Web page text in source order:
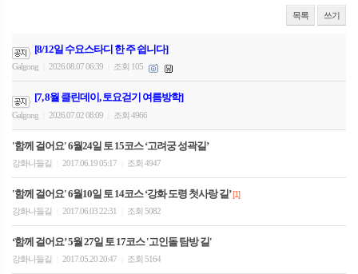
목록 쓰기
[8/12일 수요스타디 한 주 쉽니다]
Galgong 2026.08.07 06:39 조회 105
[7, 8월 클린데이, 토요걷기 여름방학]
Galgong 2026.07.02 08:09 조회 4966
'함께 걸어요' 6월24일 토 15코스 ‘고려궁 성곽길’
강화나들길 2017.06.19 05:17 조회 4947
'함께 걸어요' 6월10일 토 14코스 ‘강화 도령 첫사랑 길’[1]
강화나들길
2017.06.03 22:31 조회 5082
‘함께 걸어요’ 5월 27일 토 17코스 '고인돌 탐방 길'
강화나들길 2017.05.20 20:47 조회 5164